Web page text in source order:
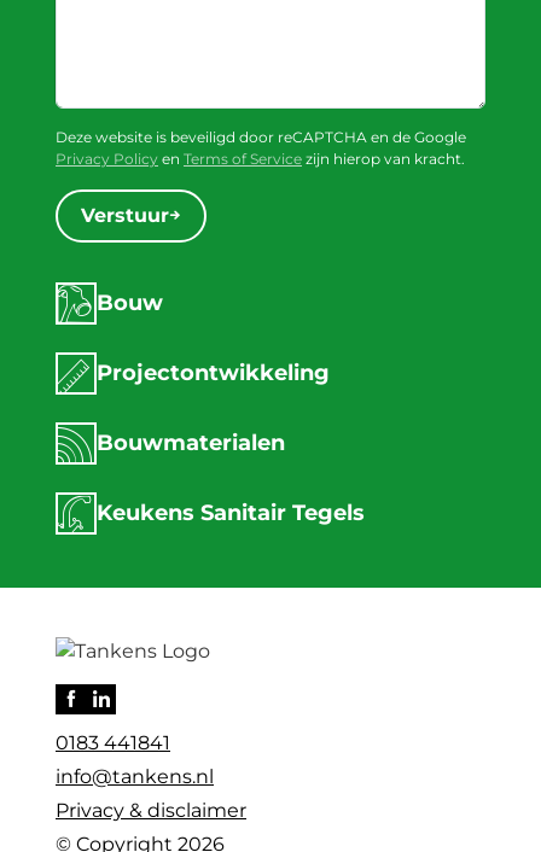
Deze website is beveiligd door reCAPTCHA en de Google
Privacy Policy en Terms of Service zijn hierop van kracht.
Verstuur
Bouw
Projectontwikkeling
Bouwmaterialen
Keukens Sanitair Tegels
0183 441841
info@tankens.nl
Privacy & disclaimer
© Copyright 2026